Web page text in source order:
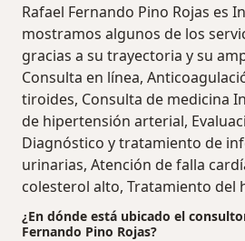
Rafael Fernando Pino Rojas es
mostramos algunos de los
gracias a su trayectoria y su
Consulta en línea,
tiroides, Consulta de medicina
de hipertensión arterial,
Diagnóstico y tratamiento de
urinarias, Atención de falla
colesterol alto, Tratamiento del
¿En dónde está ubicado el
Fernando Pino Rojas?